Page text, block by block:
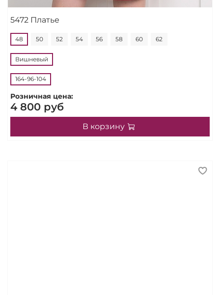
5472 Платье
48 50 52 54 56 58 60 62
Вишневый
164-96-104
Розничная цена:
4 800 руб
В корзину